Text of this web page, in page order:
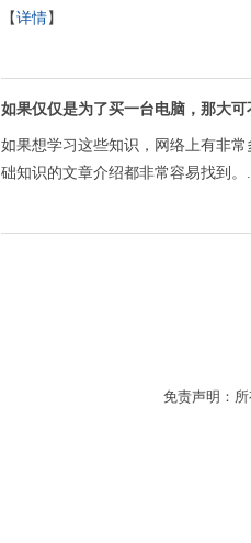
【详情】
如果仅仅是为了买一台电脑，那大
如果想学习这些知识，网络上有非
础知识的文章介绍都非常容易找到。
免责声明：